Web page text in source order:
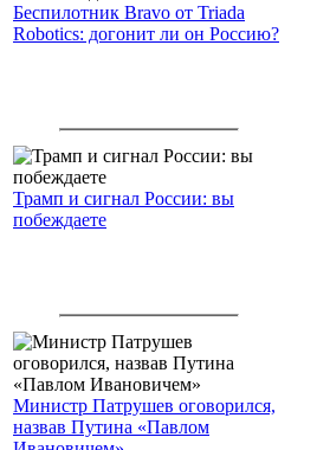
Беспилотник Bravo от Triada
Robotics: догонит ли он Россию?
Трамп и сигнал России: вы
побеждаете
Министр Патрушев оговорился,
назвав Путина «Павлом